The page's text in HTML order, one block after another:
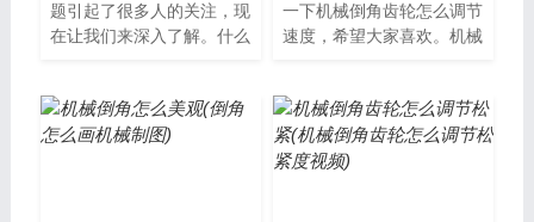
题引起了很多人的关注，现
在让我们来深入了解。什么
要进行倒角...
一下机械倒角齿轮怎么调节
速度，希望大家喜欢。机械
中广泛使用...